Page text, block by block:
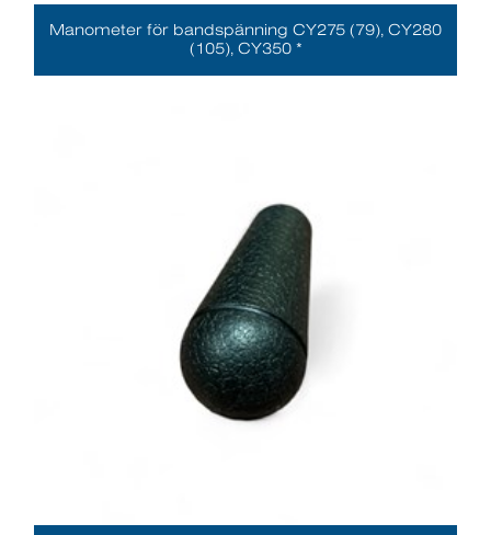
Manometer för bandspänning CY275 (79), CY280
(105), CY350 *